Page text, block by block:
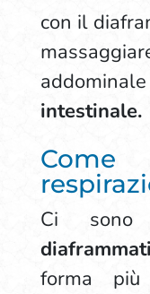
con il
intestinale.
Ci sono
forma più